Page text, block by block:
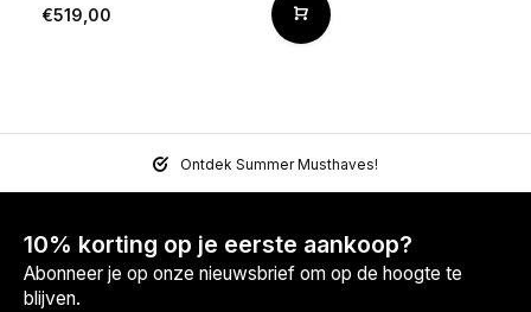
€519,00
Ontdek Summer Musthaves!
10% korting op je eerste aankoop?
Abonneer je op onze nieuwsbrief om op de hoogte te
blijven.